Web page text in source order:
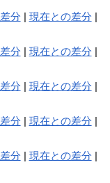
差分| 現在との差分|
差分| 現在との差分|
差分| 現在との差分|
差分| 現在との差分|
差分| 現在との差分|